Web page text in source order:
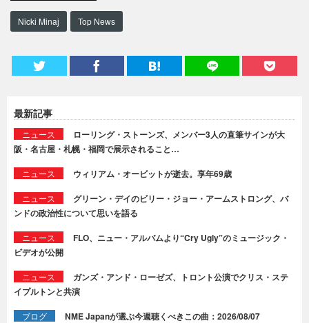
Nicki Minaj Top News
最新記事
ニュース
ローリング・ストーンズ、メンバー3人の直筆サインが大
阪・名古屋・札幌・福岡で展示されること…
ニュース ウィリアム・オービットが逝去。享年69歳
ニュース
グリーン・デイのビリー・ジョー・アームストロング、バ
ンドの政治性について思いを語る
ニュース
FLO、ニュー・アルバムより“Cry Ugly”のミュージック・
ビデオが公開
ニュース
ガンズ・アンド・ローゼズ、トロント公演でクリス・ステ
イプルトンと共演
ブログ NME Japanが選ぶ今週聴くべきこの曲：2026/08/07